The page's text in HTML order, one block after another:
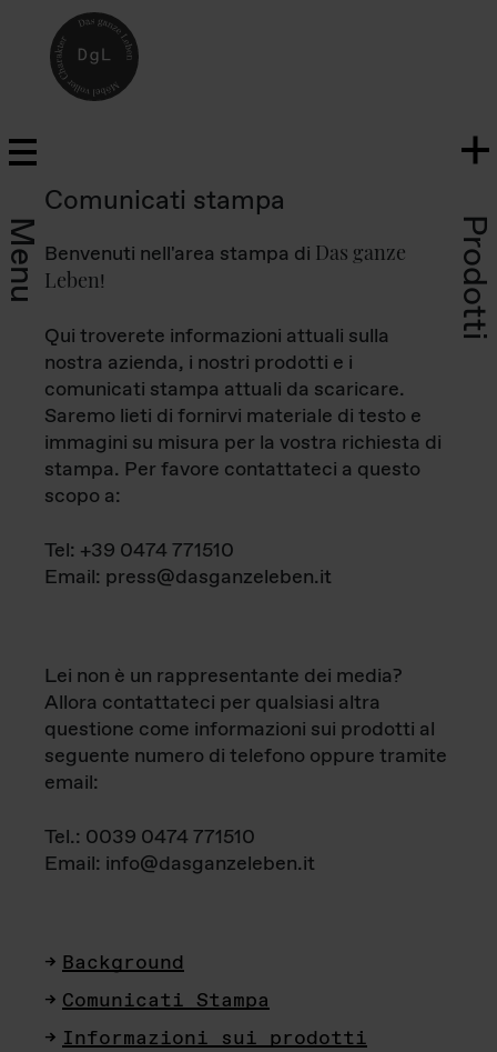
Menu Prodotti
Comunicati stampa
Benvenuti nell'area stampa di Das ganze
Leben!
Qui troverete informazioni attuali sulla
nostra azienda, i nostri prodotti e i
comunicati stampa attuali da scaricare.
Saremo lieti di fornirvi materiale di testo e
immagini su misura per la vostra richiesta di
stampa. Per favore contattateci a questo
scopo a:
Tel: +39 0474 771510
Email: press@dasganzeleben.it
Lei non è un rappresentante dei media?
Allora contattateci per qualsiasi altra
questione come informazioni sui prodotti al
seguente numero di telefono oppure tramite
email:
Tel.: 0039 0474 771510
Email: info@dasganzeleben.it
Background
Comunicati Stampa
Informazioni sui prodotti